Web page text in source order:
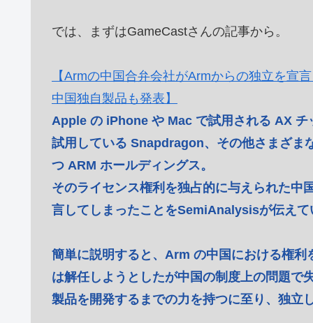
では、まずはGameCastさんの記事から。
【Armの中国合弁会社がArmからの独立を宣
中国独自製品も発表】
Apple の iPhone や Mac で試用される AX
試用している Snapdragon、その他さまざま
つ ARM ホールディングス。
そのライセンス権利を独占的に与えられた中
言してしまったことをSemiAnalysisが伝えて
簡単に説明すると、Arm の中国における権
は解任しようとしたが中国の制度上の問題で
製品を開発するまでの力を持つに至り、独立